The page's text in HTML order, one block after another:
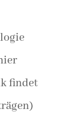
findet